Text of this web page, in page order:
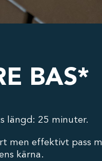
BAS*
längd: 25 minuter.
men effektivt pass
kärna.